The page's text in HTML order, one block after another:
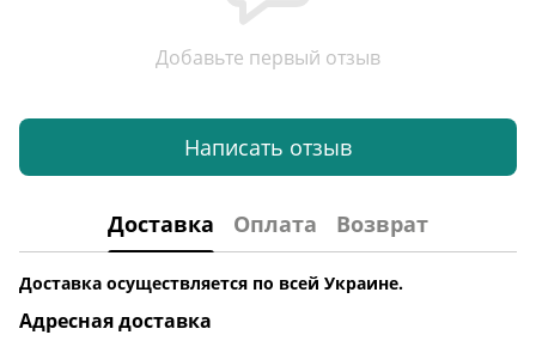
Добавьте первый отзыв
Написать отзыв
Доставка Оплата Возврат
Доставка осуществляется по всей Украине.
Адресная доставка